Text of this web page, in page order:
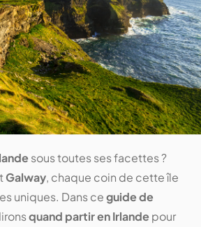
sous toutes ses facettes ?
Galway, chaque coin de cette île
uniques. Dans ceguide de
quand partir en Irlandepour